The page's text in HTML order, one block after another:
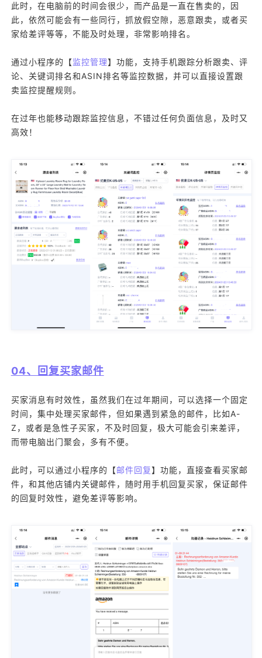
此时，在电脑前的时间会很少，而产品是一直在售卖的，因
此，依然可能会有一些同行，抓放假空隙，恶意跟卖，或者买
家给差评等等，不能及时处理，非常影响排名。
通过小程序的【监控管理】功能，支持手机跟踪分析跟卖、评
论、关键词排名和ASIN排名等监控数据，并可以直接设置跟
卖监控提醒规则。
在过年也能移动跟踪监控信息，不错过任何负面信息，及时又
高效！
04、回复买家邮件
买家消息有时效性，虽然我们在过年期间，可以选择一个固定
时间，集中处理买家邮件，但如果遇到紧急的邮件，比如A-
Z，或者是急性子买家，不及时回复，极大可能会引来差评，
而带电脑出门聚会，多有不便。
此时，可以通过小程序的【邮件回复】功能，直接查看买家邮
件，和其他店铺内关键邮件，随时用手机回复买家，保证邮件
的回复时效性，避免差评等影响。